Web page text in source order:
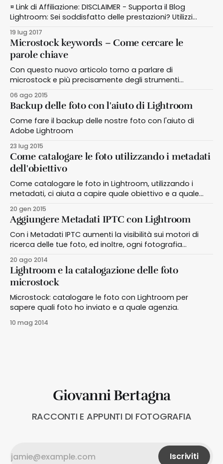
¤ Link di Affiliazione: DISCLAIMER - Supporta il Blog
Lightroom: Sei soddisfatto delle prestazioni? Utilizzi
tue foto ma non sei soddisfatto delle prestazioni?
Adobe ha deciso che è una priorità e va risolta! Se
utilizzi Adobe Lightroom¤ nel tuo processo di sviluppo e
catalogazione
19 lug 2017
Microstock keywords – Come cercare le
parole chiave
Con questo nuovo articolo torno a parlare di
microstock e più precisamente degli strumenti
meglio le migliori parole chiave, da inserire nelle
immagini da inviare alle agenzie
06 ago 2015
Backup delle foto con l'aiuto di Lightroom
Come fare il backup delle nostre foto con l'aiuto di
Adobe Lightroom
23 lug 2015
Come catalogare le foto utilizzando i metadati
dell'obiettivo
Come catalogare le foto in Lightroom, utilizzando i
metadati, ci aiuta a capire quale obiettivo e a quale
20 gen 2015
Aggiungere Metadati IPTC con Lightroom
Con i Metadati IPTC aumenti la visibilità sui motori di
ricerca delle tue foto, ed inoltre, ogni fotografia
scelto
20 ago 2014
Lightroom e la catalogazione delle foto
microstock
Microstock: catalogare le foto con Lightroom per
sapere quali foto ho inviato e a quale agenzia.
10 mag 2014
Giovanni Bertagna
RACCONTI E APPUNTI DI FOTOGRAFIA
Iscriviti